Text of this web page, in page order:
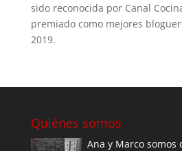
sido reconocida por Canal
premiado como mejores
2019.
Quiénes somos
Ana y Marco somos